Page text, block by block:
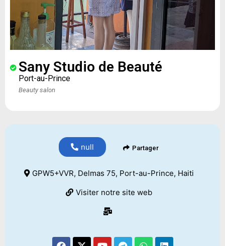
Sany Studio de Beauté
Port-au-Prince
Beauty salon
null Partager
GPW5+VVR, Delmas 75, Port-au-Prince, Haiti
Visiter notre site web